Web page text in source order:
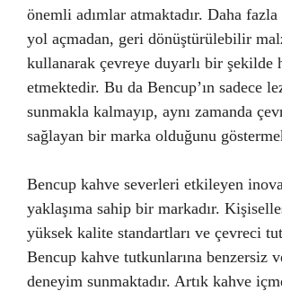
önemli adımlar atmaktadır. Daha fazla
yol açmadan, geri dönüştürülebilir
kullanarak çevreye duyarlı bir şekilde
etmektedir. Bu da Bencup’ın sadece
sunmakla kalmayıp, aynı zamanda
sağlayan bir marka olduğunu
Bencup kahve severleri etkileyen
yaklaşıma sahip bir markadır.
yüksek kalite standartları ve çevreci
Bencup kahve tutkunlarına benzersiz
deneyim sunmaktadır. Artık kahve